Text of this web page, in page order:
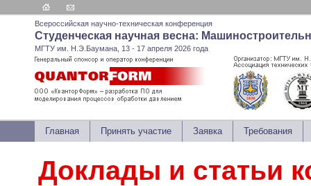
Всероссийская научно-техническая конференция
Студенческая научная весна:
МГТУ им. Н.Э.Баумана, 13 - 17 апреля 2026 года
Главная Принять участие Заявка Требования
Доклады и статьи